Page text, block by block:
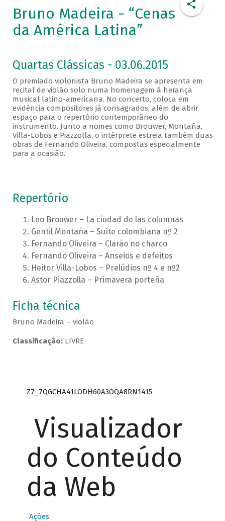
Bruno Madeira - “Cenas
da América Latina”
Quartas Clássicas - 03.06.2015
O premiado violonista Bruno Madeira se apresenta em
recital de violão solo numa homenagem à herança
musical latino-americana. No concerto, coloca em
evidência compositores já consagrados, além de abrir
espaço para o repertório contemporâneo do
instrumento. Junto a nomes como Brouwer, Montaña,
Villa-Lobos e Piazzolla, o intérprete estreia também duas
obras de Fernando Oliveira, compostas especialmente
para a ocasião.
Repertório
Leo Brouwer – La ciudad de las columnas
Gentil Montaña – Suíte colombiana nº 2
Fernando Oliveira – Clarão no charco
Fernando Oliveira – Anseios e defeitos
Heitor Villa-Lobos – Prelúdios nº 4 e nº2
Astor Piazzolla – Primavera porteña
Ficha técnica
Bruno Madeira – violão
Classificação:LIVRE
Z7_7QGCHA41LODH60A3OQA8RN1415
Visualizador
do Conteúdo
da Web
Ações